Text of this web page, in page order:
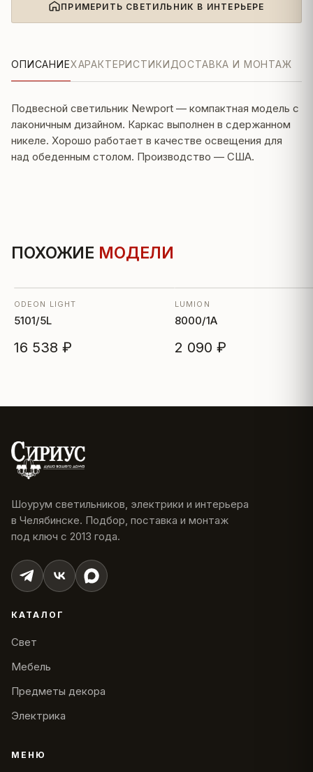
ПРИМЕРИТЬ СВЕТИЛЬНИК В ИНТЕРЬЕРЕ
ОПИСАНИЕХАРАКТЕРИСТИКИДОСТАВКА И МОНТАЖ
Подвесной светильник Newport — компактная модель с
лаконичным дизайном. Каркас выполнен в сдержанном
никеле. Хорошо работает в качестве освещения для
над обеденным столом. Производство — США.
ПОХОЖИЕ МОДЕЛИ
ODEON LIGHT
5101/5L
16 538 ₽
LUMION
8000/1A
2 090 ₽
Шоурум светильников, электрики и интерьера
в Челябинске. Подбор, поставка и монтаж
под ключ с 2013 года.
КАТАЛОГ
Свет
Мебель
Предметы декора
Электрика
МЕНЮ